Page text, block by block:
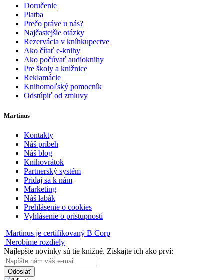
Doručenie
Platba
Prečo práve u nás?
Najčastejšie otázky
Rezervácia v kníhkupectve
Ako čítať e-knihy
Ako počúvať audioknihy
Pre školy a knižnice
Reklamácie
Knihomoľský pomocník
Odstúpiť od zmluvy
Martinus
Kontakty
Náš príbeh
Náš blog
Knihovrátok
Partnerský systém
Pridaj sa k nám
Marketing
Náš labák
Prehlásenie o cookies
Vyhlásenie o prístupnosti
Martinus je certifikovaný B Corp
Nerobíme rozdiely
Najlepšie novinky sú tie knižné. Získajte ich ako prví:
Odoslať